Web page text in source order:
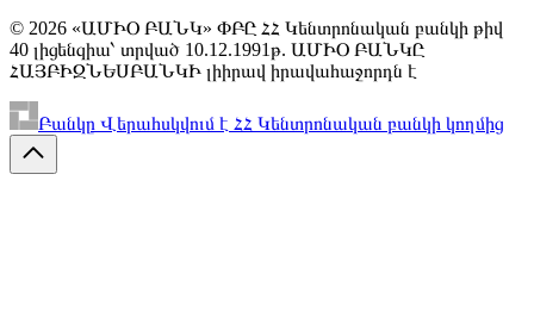
© 2026 «ԱՄԻՕ ԲԱՆԿ» ՓԲԸ ՀՀ Կենտրոնական բանկի թիվ
40 լիցենզիա՝ տրված 10.12.1991թ. ԱՄԻՕ ԲԱՆԿԸ
ՀԱՅԲԻԶՆԵՍԲԱՆԿԻ լիիրավ իրավահաջորդն է
Բանկը Վերահսկվում է ՀՀ Կենտրոնական բանկի կողմից